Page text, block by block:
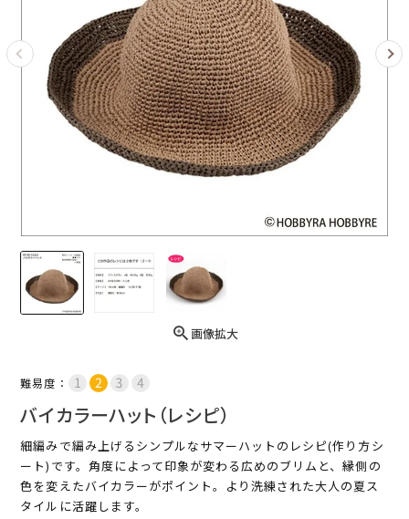
画像拡大
難易度：
バイカラーハット（レシピ）
細編みで編み上げるシンプルなサマーハットのレシピ(作り方シ
ート)です。角度によって印象が変わる広めのブリムと、縁側の
色を変えたバイカラーがポイント。より洗練された大人の夏ス
タイルに活躍します。